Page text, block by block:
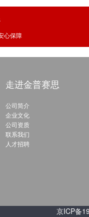
心保障
走进金普赛思
公司简介
企业文化
公司资质
联系我们
人才招聘
京ICP备